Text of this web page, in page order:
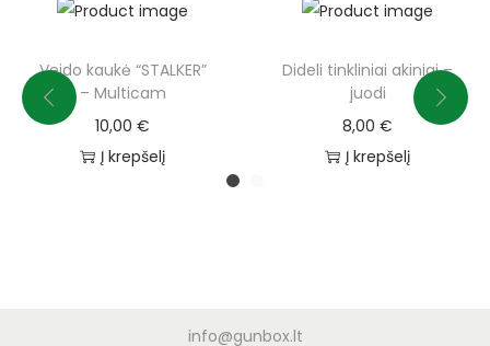
Veido kaukė “STALKER”
– Multicam
10,00 €
Į krepšelį
Dideli tinkliniai akiniai –
juodi
8,00 €
Į krepšelį
info@gunbox.lt